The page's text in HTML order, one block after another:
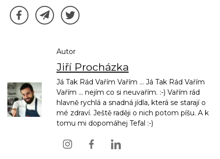
Autor
Jiří Procházka
Já Tak Rád Vařím Vařím ... Já Tak Rád Vařím
Vařím ... nejím co si neuvařím. :-) Vařím rád
hlavně rychlá a snadná jídla, která se starají o
mé zdraví. Ještě raději o nich potom píšu. A k
tomu mi dopomáhej Tefal :-)